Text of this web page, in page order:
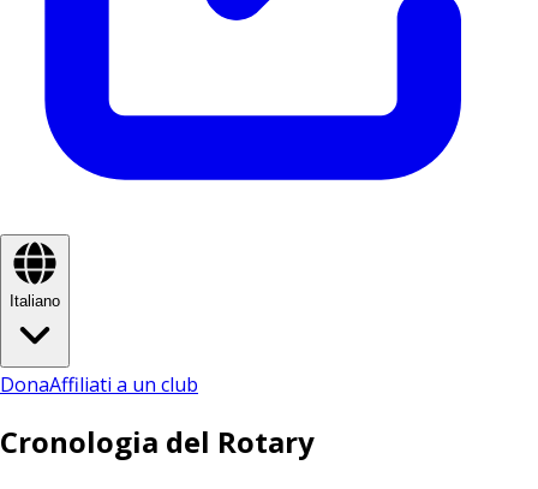
Italiano
DonaAffiliati a un club
Cronologia del Rotary